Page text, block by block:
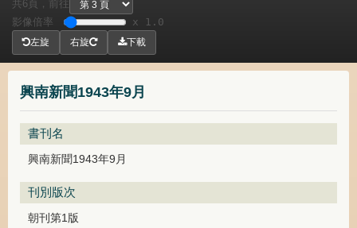
興南新聞1943年9月
書刊名
興南新聞1943年9月
刊別版次
朝刊第1版
共 6頁，
前往
影像倍率
x 1.0
左旋 右旋 下載